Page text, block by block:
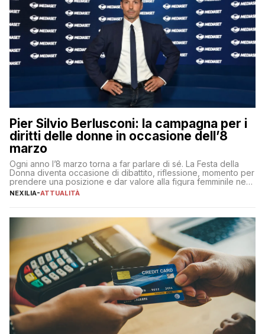
Pier Silvio Berlusconi: la campagna per i
diritti delle donne in occasione dell’8
marzo
Ogni anno l’8 marzo torna a far parlare di sé. La Festa della
Donna diventa occasione di dibattito, riflessione, momento per
prendere una posizione e dar valore alla figura femminile nella
sua complessità e crucialità. A lanciare un messaggio “forte e
NEXILIA-ATTUALITÀ